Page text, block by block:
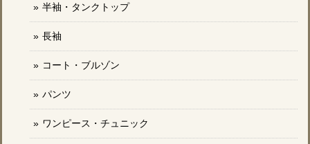
半袖・タンクトップ
長袖
コート・ブルゾン
パンツ
ワンピース・チュニック